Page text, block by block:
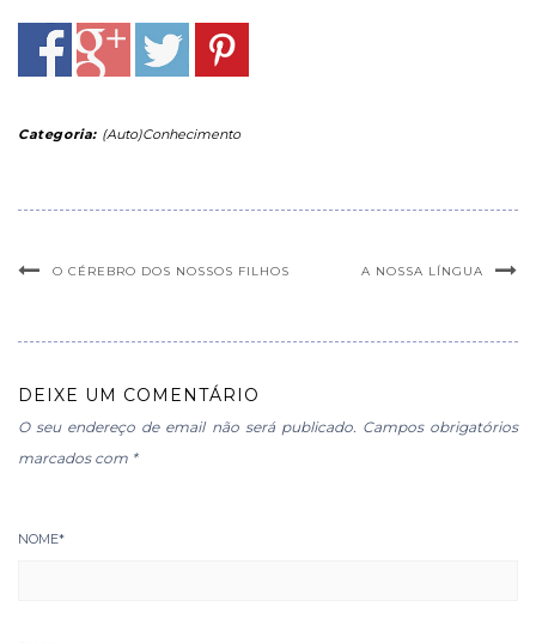
Categoria: (Auto)Conhecimento
O CÉREBRO DOS NOSSOS FILHOS A NOSSA LÍNGUA
DEIXE UM COMENTÁRIO
O seu endereço de email não será publicado. Campos obrigatórios
marcados com *
NOME*